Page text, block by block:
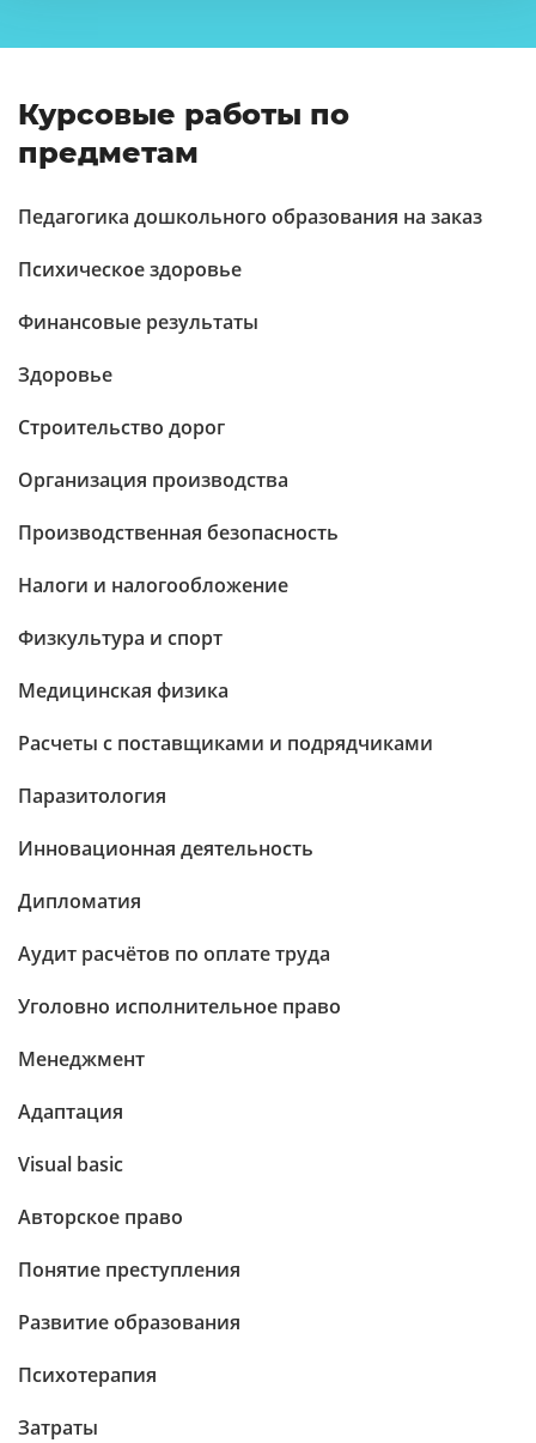
Курсовые работы по
предметам
Педагогика дошкольного образования на заказ
Психическое здоровье
Финансовые результаты
Здоровье
Строительство дорог
Организация производства
Производственная безопасность
Налоги и налогообложение
Физкультура и спорт
Медицинская физика
Расчеты с поставщиками и подрядчиками
Паразитология
Инновационная деятельность
Дипломатия
Аудит расчётов по оплате труда
Уголовно исполнительное право
Менеджмент
Адаптация
Visual basic
Авторское право
Понятие преступления
Развитие образования
Психотерапия
Затраты